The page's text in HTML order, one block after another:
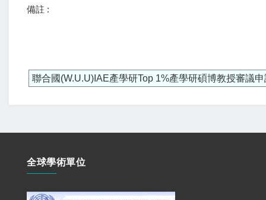
備註 :
聯合國(W.U.U)IAE產學研Top 1%產學研碩博教授審議申
全球學術單位